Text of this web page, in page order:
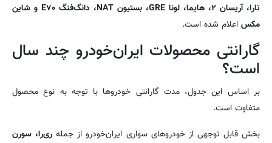
تارا، آریسان ۲، هایما، لونا GRE، بستیون NAT، دانگ‌فنگ E۷۰ و شاین
مکس اعلام شده است.
گارانتی محصولات ایران‌خودرو چند سال
است؟
بر اساس این جدول، مدت گارانتی خودروها با توجه به نوع محصول
متفاوت است.
بخش قابل توجهی از خودروهای سواری ایران‌خودرو از جمله ری‌را، سورن